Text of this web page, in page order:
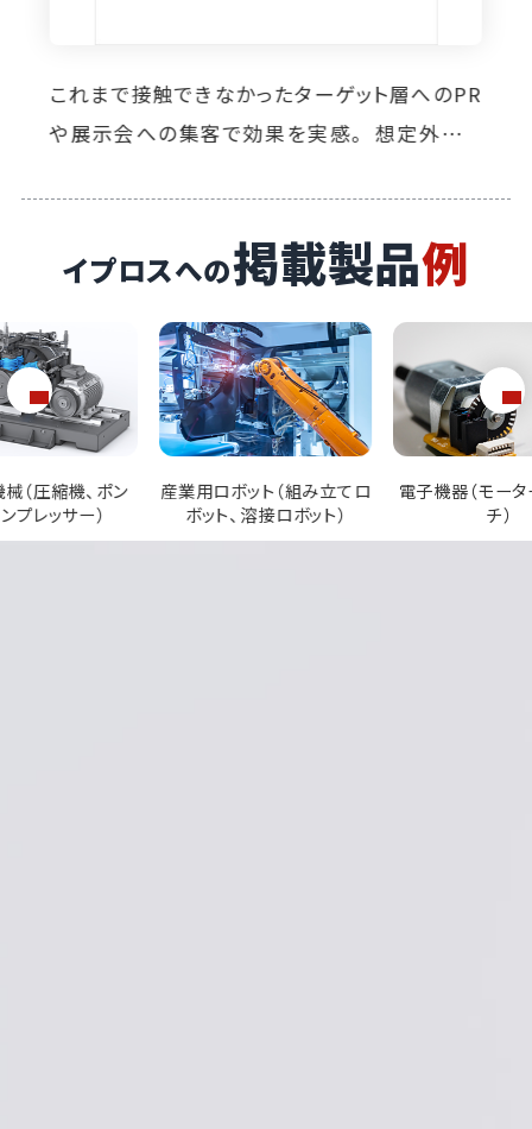
「ニッチだけど現場が求める」海外メーカー部品
を供給して、次の100年も日本の産業界に貢献
イプロスへの掲載製品例
ト（組み立てロ
溶接ロボット）
電子機器（モーター、スイッ
チ）
空調設備（エアコ
置、冷却装